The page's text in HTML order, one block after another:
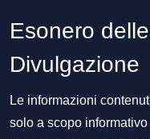
Esonero
Divulgazione
Le informazioni
solo a scopo